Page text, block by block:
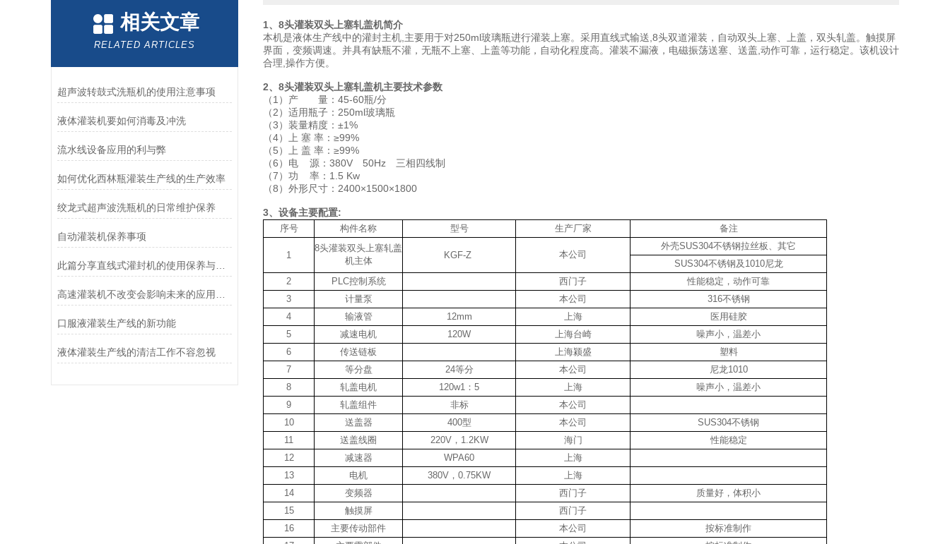
相关文章
RELATED ARTICLES
超声波转鼓式洗瓶机的使用注意事项
液体灌装机要如何消毒及冲洗
流水线设备应用的利与弊
如何优化西林瓶灌装生产线的生产效率
绞龙式超声波洗瓶机的日常维护保养
自动灌装机保养事项
此篇分享直线式灌封机的使用保养与安装
口服液灌装生产线的新功能
液体灌装生产线的清洁工作不容忽视
1、8头灌装双头上塞轧盖机简介
本机是液体生产线中的灌封主机,主要用于对250ml玻璃瓶进行灌装上塞。采用直线式输送,8头双道灌装，自动双头上塞、上盖，双头轧盖。触摸屏
界面，变频调速。并具有缺瓶不灌，无瓶不上塞、上盖等功能，自动化程度高。灌装不漏液，电磁振荡送塞、送盖,动作可靠，运行稳定。该机设计
合理,操作方便。
2、8头灌装双头上塞轧盖机主要技术参数
（1）产 量：45-60瓶/分
（2）适用瓶子：250ml玻璃瓶
（3）装量精度：±1%
（4）上 塞 率：≥99%
（5）上 盖 率：≥99%
（6）电 源：380V 50Hz 三相四线制
（7）功 率：1.5 Kw
（8）外形尺寸：2400×1500×1800
3、设备主要配置:
序号 构件名称 型号 生产厂家 备注
1
8头灌装双头上塞轧盖
机主体
KGF-Z 本公司
外壳SUS304不锈钢拉丝板、其它
SUS304不锈钢及1010尼龙
2
PLC控制系统 西门子
性能稳定，动作可靠
3
计量泵 本公司
316不锈钢
4
输液管 12mm 上海
医用硅胶
5
减速电机 120W 上海台崎
噪声小，温差小
6
传送链板 上海颍盛
塑料
7
等分盘 24等分 本公司
尼龙1010
8
轧盖电机 120w1：5 上海
噪声小，温差小
9
轧盖组件 非标
本公司
10
送盖器 400型 本公司
SUS304不锈钢
11
送盖线圈 220V，1.2KW 海门
性能稳定
12
减速器 WPA60
上海
13
电机 380V，0.75KW
上海
14
变频器 西门子
质量好，体积小
15
触摸屏
西门子
16
主要传动部件 本公司
按标准制作